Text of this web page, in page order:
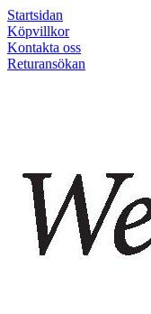
Startsidan
Köpvillkor
Kontakta oss
Returansökan